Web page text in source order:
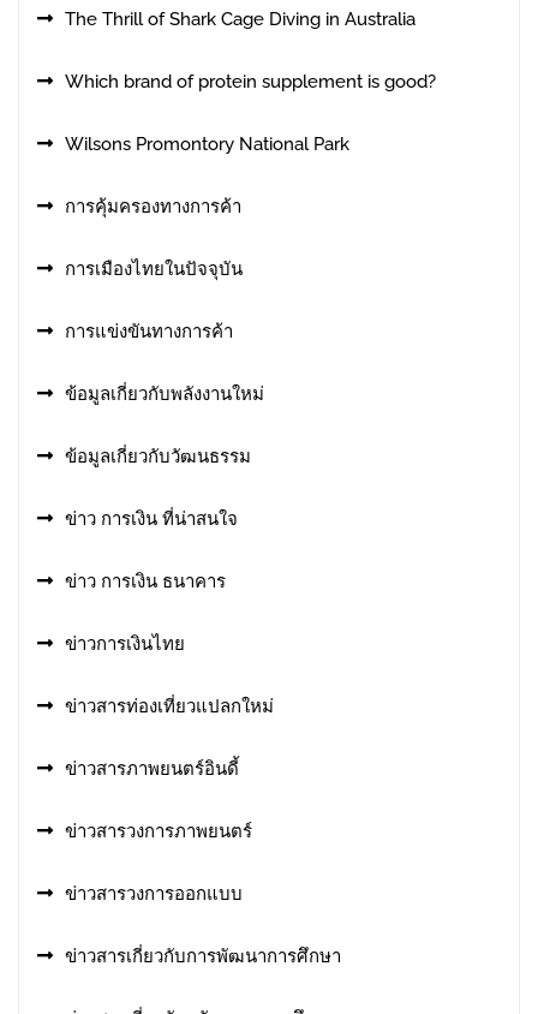
The Thrill of Shark Cage Diving in Australia
Which brand of protein supplement is good?
Wilsons Promontory National Park
การคุ้มครองทางการค้า
การเมืองไทยในปัจจุบัน
การแข่งขันทางการค้า
ข้อมูลเกี่ยวกับพลังงานใหม่
ข้อมูลเกี่ยวกับวัฒนธรรม
ข่าว การเงิน ที่น่าสนใจ
ข่าว การเงิน ธนาคาร
ข่าวการเงินไทย
ข่าวสารท่องเที่ยวแปลกใหม่
ข่าวสารภาพยนตร์อินดี้
ข่าวสารวงการภาพยนตร์
ข่าวสารวงการออกแบบ
ข่าวสารเกี่ยวกับการพัฒนาการศึกษา